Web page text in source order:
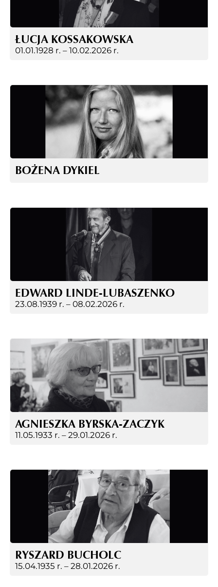
ŁUCJA KOSSAKOWSKA
01.01.1928 r. – 10.02.2026 r.
BOŻENA DYKIEL
EDWARD LINDE-LUBASZENKO
23.08.1939 r. – 08.02.2026 r.
AGNIESZKA BYRSKA-ZACZYK
11.05.1933 r. – 29.01.2026 r.
RYSZARD BUCHOLC
15.04.1935 r. – 28.01.2026 r.